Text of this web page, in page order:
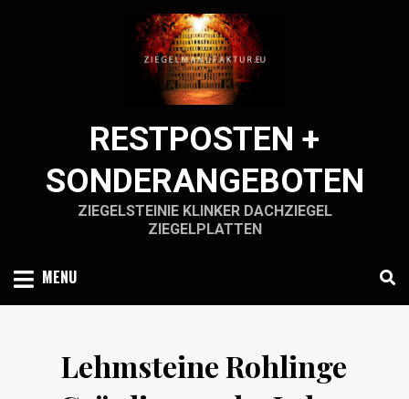
RESTPOSTEN +
SONDERANGEBOTEN
ZIEGELSTEINIE KLINKER DACHZIEGEL
ZIEGELPLATTEN
MENU
Lehmsteine Rohlinge